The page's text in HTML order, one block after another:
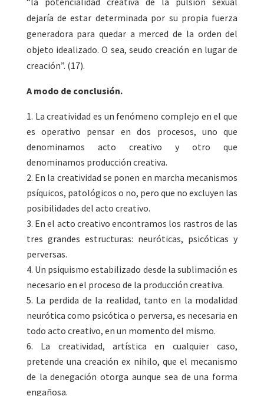
dejaría de estar determinada por su propia fuerza
generadora para quedar a merced de la orden del
objeto idealizado. O sea, seudo creación en lugar de
creación”. (17).
A modo de conclusión.
La creatividad es un fenómeno complejo en el que
es operativo pensar en dos procesos, uno que
denominamos acto creativo y otro que
denominamos producción creativa.
En la creatividad se ponen en marcha mecanismos
psíquicos, patológicos o no, pero que no excluyen las
posibilidades del acto creativo.
En el acto creativo encontramos los rastros de las
tres grandes estructuras: neuróticas, psicóticas y
perversas.
Un psiquismo estabilizado desde la sublimación es
necesario en el proceso de la producción creativa.
La perdida de la realidad, tanto en la modalidad
neurótica como psicótica o perversa, es necesaria en
todo acto creativo, en un momento del mismo.
La creatividad, artística en cualquier caso,
pretende una creación ex nihilo, que el mecanismo
de la denegación otorga aunque sea de una forma
engañosa.